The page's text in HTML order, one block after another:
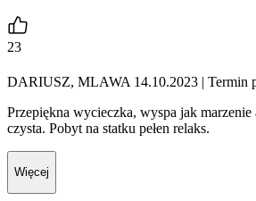
23
DARIUSZ, MLAWA 14.10.2023 | Termin
Przepiękna wycieczka, wyspa jak
czysta. Pobyt na statku pełen relaks.
Więcej